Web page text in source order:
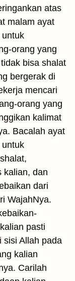
atas
malam ayat
orang yang
bisa shalat
bergerak di
mencari
orang yang
kalimat
Bacalah ayat
kalian, dan
dari
WajahNya.
pasti
sisi Allah pada
kalian
Carilah